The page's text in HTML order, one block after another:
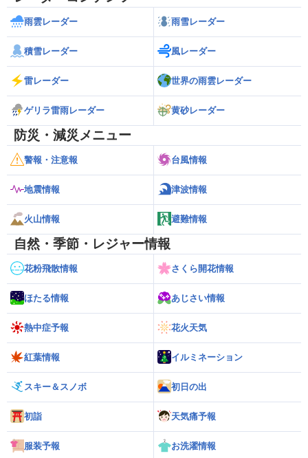
雨雲レーダー 雨雪レーダー
積雪レーダー 風レーダー
雷レーダー 世界の雨雲レーダー
ゲリラ雷雨レーダー 黄砂レーダー
防災・減災メニュー
警報・注意報 台風情報
地震情報 津波情報
火山情報 避難情報
自然・季節・レジャー情報
花粉飛散情報 さくら開花情報
ほたる情報 あじさい情報
熱中症予報 花火天気
紅葉情報 イルミネーション
スキー＆スノボ 初日の出
初詣 天気痛予報
服装予報 お洗濯情報